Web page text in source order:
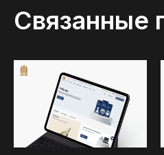
Связанные